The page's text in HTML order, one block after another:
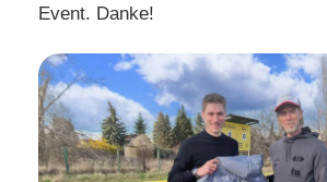
Event. Danke!